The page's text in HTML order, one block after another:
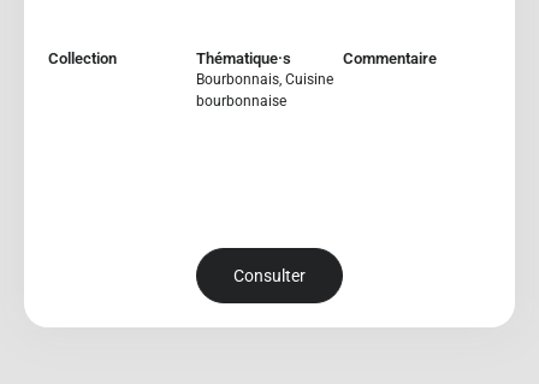
Collection Thématique·s
Bourbonnais, Cuisine
bourbonnaise
Commentaire
Consulter